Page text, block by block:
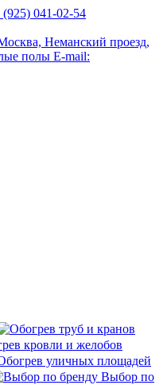
(925) 041-02-54
Неманский проезд,
E-mail:
Выбор по